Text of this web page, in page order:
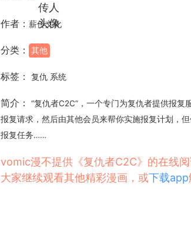
作者： 薪传文化
分类： 其他
标签： 复仇 系统
简介：
“复仇者C2C”，一个专门为复仇者提供报
报复请求，然后由其他会员来帮你实施报复计划，
报复任务……
vomic漫不提供《复仇者C2C》的在线
大家继续观看其他精彩漫画，或下载app